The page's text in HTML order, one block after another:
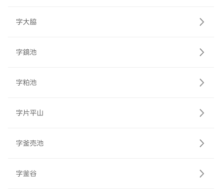
字大脇
字鏡池
字粕池
字片平山
字釜売池
字釜谷